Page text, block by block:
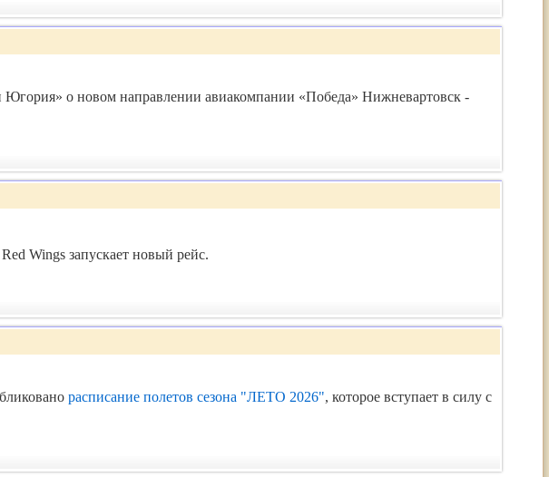
о новом направлении авиакомпании «Победа» Нижневартовск -
Wings запускает новый рейс.
расписание полетов сезона "ЛЕТО 2026", которое вступает в силу с